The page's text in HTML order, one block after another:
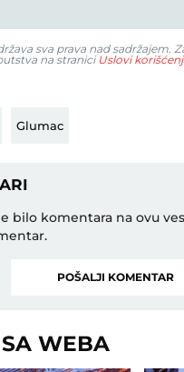
sva prava nad sadržajem.
na stranici Uslovi
Glumac
bilo komentara na ovu
POŠALJI KOMENTAR
WEBA